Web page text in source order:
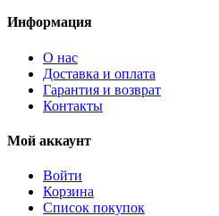
Информация
О нас
Доставка и оплата
Гарантия и возврат
Контакты
Мой аккаунт
Войти
Корзина
Список покупок